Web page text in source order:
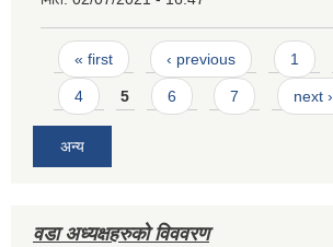
Pages
« first ‹ previous 1
4 5 6 7 next ›
अन्य
वडा अध्यक्षहरुको विववरण